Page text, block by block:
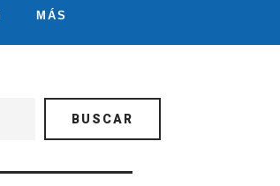
MÁS
BUSCAR